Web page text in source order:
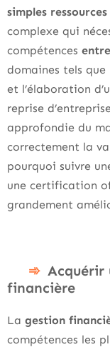
simples
complexe qui
compétences
domaines tels
et l’élaboration
reprise
approfondie du
correctement la
pourquoi suivre
une certification
grandement
Acquérir
financière
La gestion
compétences les